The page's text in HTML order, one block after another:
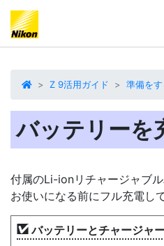
Z 9活用ガイド 準備をす
バッテリーを
付属のLi-ionリチャージャブ
お使いになる前にフル充電し
バッテリーとチャージャ